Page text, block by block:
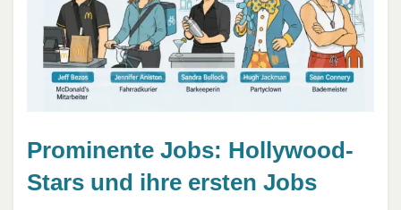
Prominente Jobs: Hollywood-
Stars und ihre ersten Jobs